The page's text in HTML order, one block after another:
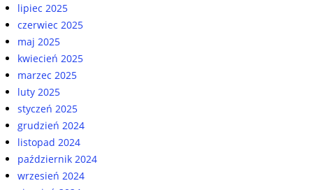
lipiec 2025
czerwiec 2025
maj 2025
kwiecień 2025
marzec 2025
luty 2025
styczeń 2025
grudzień 2024
listopad 2024
październik 2024
wrzesień 2024